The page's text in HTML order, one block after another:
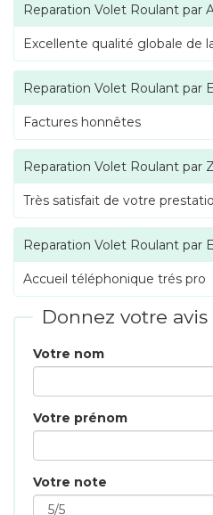
Reparation Volet Roulant par
Excellente qualité globale de
Reparation Volet Roulant par
Factures honnêtes
Reparation Volet Roulant par
Très satisfait de votre
Reparation Volet Roulant par
Accueil téléphonique trés pro
Donnez votre avis
Votre nom
Votre prénom
Votre note